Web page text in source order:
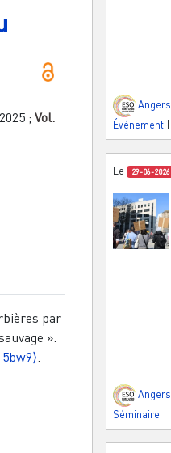
2025 ; Vol.
par
».
Angers
Événement
Le 29-06-2026
Angers
Séminaire